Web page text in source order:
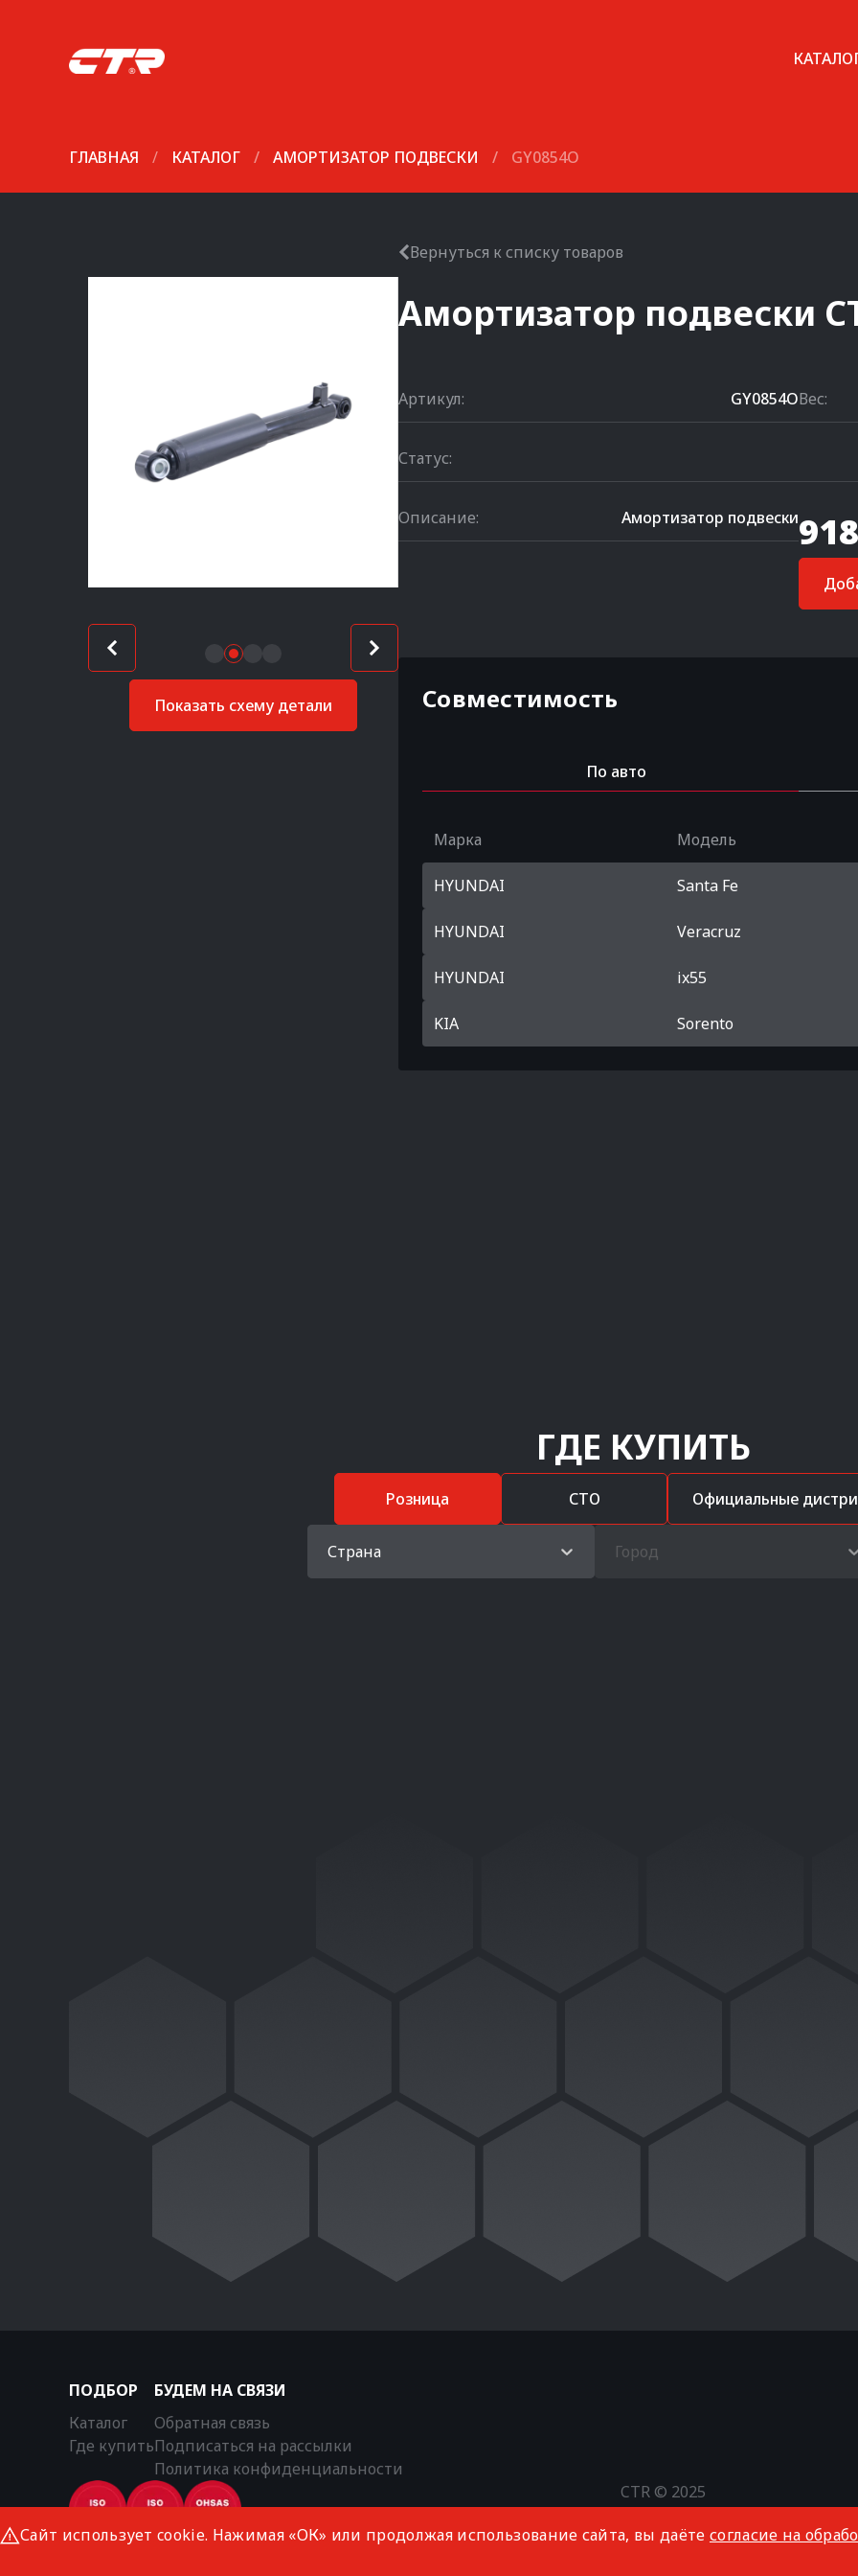
ГЛАВНАЯ / КАТАЛОГ / АМОРТИЗАТОР ПОДВЕСКИ / GY0854O
Показать схему детали
Вернуться к списку товаров
Амортизатор подвески
Артикул: GY0854OВес:
Статус:
Описание: Амортизатор подвески
Совместимость
По авто
Марка Модель
HYUNDAI Santa Fe
HYUNDAI Veracruz
HYUNDAI ix55
KIA Sorento
ГДЕ КУПИТЬ
Розница СТО Официальные
Страна Город
ПОДБОР
Каталог
Где купить
БУДЕМ НА СВЯЗИ
Обратная связь
Подписаться на рассылки
Политика конфиденциальности
CTR © 2025
Сайт использует cookie. Нажимая «ОК» или продолжая использование сайта, вы даёте согласие на